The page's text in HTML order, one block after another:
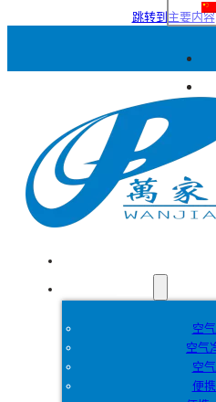
跳转到主要内容
空
空气
空
便